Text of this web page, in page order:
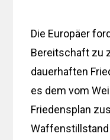
Die Europäer
Bereitschaft zu
dauerhaften
es dem vom
Friedensplan